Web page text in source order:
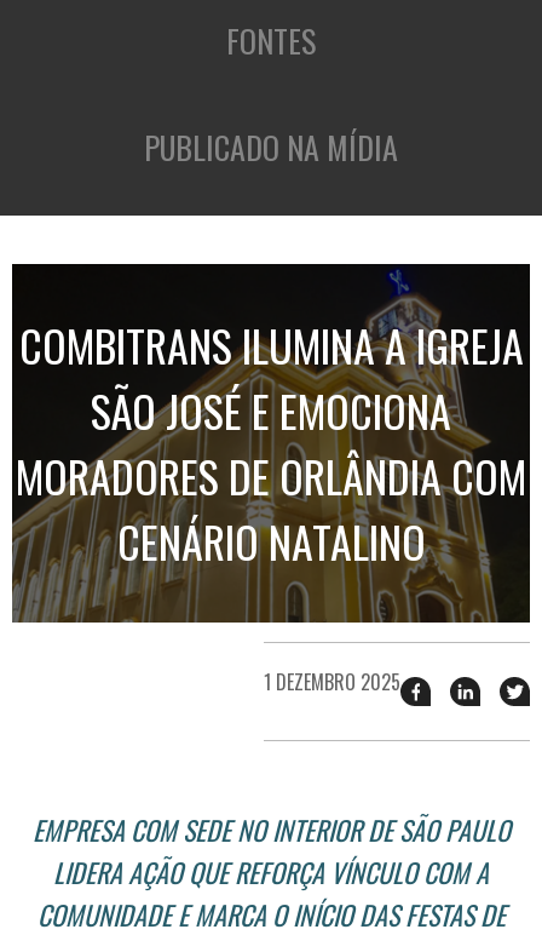
FONTES
PUBLICADO NA MÍDIA
COMBITRANS ILUMINA A IGREJA
SÃO JOSÉ E EMOCIONA
MORADORES DE ORLÂNDIA COM
CENÁRIO NATALINO
1 DEZEMBRO 2025 Compartilhar
esse
no
esse
no
EMPRESA COM SEDE NO INTERIOR DE SÃO PAULO
LIDERA AÇÃO QUE REFORÇA VÍNCULO COM A
COMUNIDADE E MARCA O INÍCIO DAS FESTAS DE